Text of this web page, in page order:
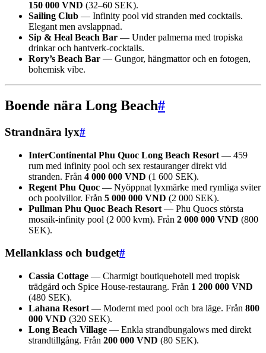
150 000 VND (32–60 SEK).
Sailing Club — Infinity pool vid stranden med cocktails.
Elegant men avslappnad.
Sip & Heal Beach Bar — Under palmerna med tropiska
drinkar och hantverk-cocktails.
Rory’s Beach Bar — Gungor, hängmattor och en fotogen,
bohemisk vibe.
Boende nära Long Beach#
Strandnära lyx#
InterContinental Phu Quoc Long Beach Resort — 459
rum med infinity pool och sex restauranger direkt vid
stranden. Från 4 000 000 VND (1 600 SEK).
Regent Phu Quoc — Nyöppnat lyxmärke med rymliga sviter
och poolvillor. Från 5 000 000 VND (2 000 SEK).
Pullman Phu Quoc Beach Resort — Phu Quocs största
mosaik-infinity pool (2 000 kvm). Från 2 000 000 VND (800
SEK).
Mellanklass och budget#
Cassia Cottage — Charmigt boutiquehotell med tropisk
trädgård och Spice House-restaurang. Från 1 200 000 VND
(480 SEK).
Lahana Resort — Modernt med pool och bra läge. Från 800
000 VND (320 SEK).
Long Beach Village — Enkla strandbungalows med direkt
strandtillgång. Från 200 000 VND (80 SEK).